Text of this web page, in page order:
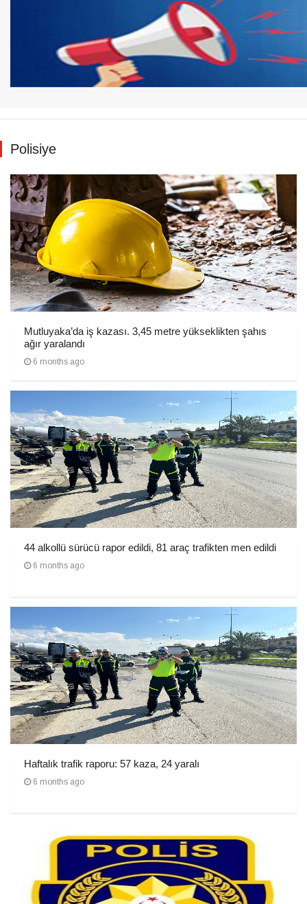
Polisiye
Mutluyaka’da iş kazası. 3,45 metre yükseklikten şahıs
ağır yaralandı
6 months ago
44 alkollü sürücü rapor edildi, 81 araç trafikten men edildi
6 months ago
Haftalık trafik raporu: 57 kaza, 24 yaralı
6 months ago